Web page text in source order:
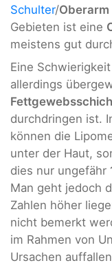
Schulter/Oberarm
Gebieten ist eine
meistens gut
Eine
allerdings
durchdringen ist.
können die
unter der Haut,
dies nur ungefähr
Man geht jedoch
Zahlen höher
nicht bemerkt
im Rahmen von
Ursachen